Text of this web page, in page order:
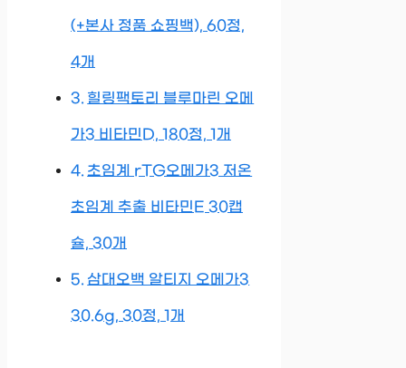
(+본사 정품 쇼핑백), 60정,
4개
힐링팩토리 블루마린 오메
가3 비타민D, 180정, 1개
초임계 rTG오메가3 저온
초임계 추출 비타민E 30캡
슐, 30개
삼대오백 알티지 오메가3
30.6g, 30정, 1개